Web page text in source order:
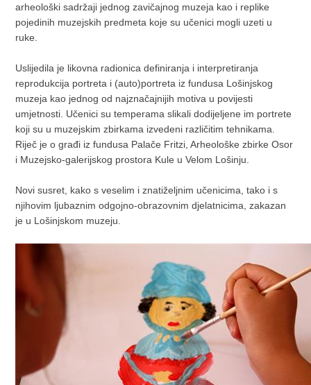
arheološki sadržaji jednog zavičajnog muzeja kao i replike
pojedinih muzejskih predmeta koje su učenici mogli uzeti u
ruke.
Uslijedila je likovna radionica definiranja i interpretiranja
reprodukcija portreta i (auto)portreta iz fundusa Lošinjskog
muzeja kao jednog od najznačajnijih motiva u povijesti
umjetnosti. Učenici su temperama slikali dodijeljene im portrete
koji su u muzejskim zbirkama izvedeni različitim tehnikama.
Riječ je o građi iz fundusa Palače Fritzi, Arheološke zbirke Osor
i Muzejsko-galerijskog prostora Kule u Velom Lošinju.
Novi susret, kako s veselim i znatiželjnim učenicima, tako i s
njihovim ljubaznim odgojno-obrazovnim djelatnicima, zakazan
je u Lošinjskom muzeju.